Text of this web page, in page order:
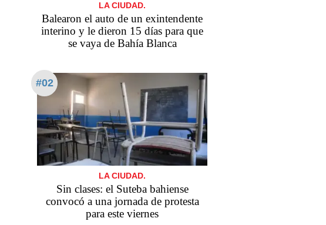
LA CIUDAD.
Balearon el auto de un exintendente
interino y le dieron 15 días para que
se vaya de Bahía Blanca
#02
LA CIUDAD.
Sin clases: el Suteba bahiense
convocó a una jornada de protesta
para este viernes